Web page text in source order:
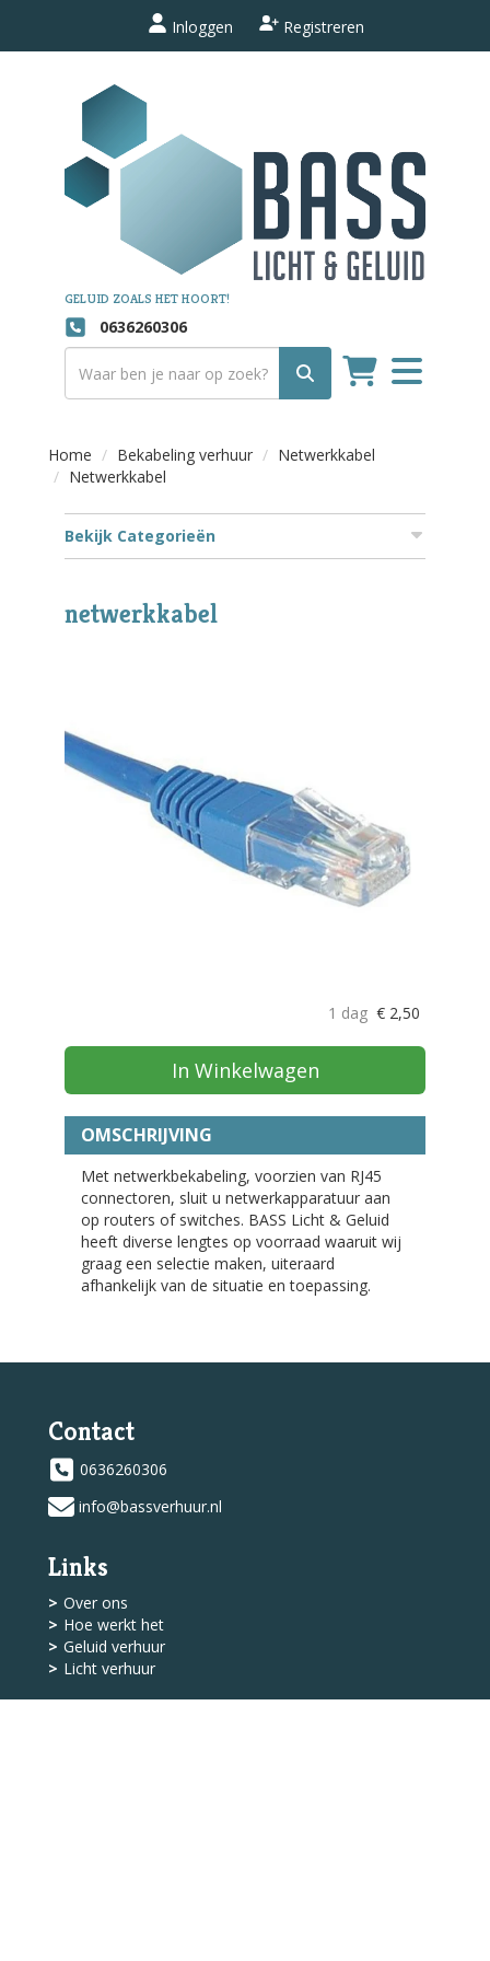
Inloggen Registreren
GELUID ZOALS HET HOORT!
0636260306
Toggle
navigation
Home Bekabeling verhuur
Netwerkkabel
Netwerkkabel
Bekijk Categorieën
netwerkkabel
1 dag € 2,50
In Winkelwagen
OMSCHRIJVING
Met netwerkbekabeling, voorzien van RJ45
connectoren, sluit u netwerkapparatuur aan
op routers of switches. BASS Licht & Geluid
heeft diverse lengtes op voorraad waaruit wij
graag een selectie maken, uiteraard
afhankelijk van de situatie en toepassing.
Contact
0636260306
info@bassverhuur.nl
Links
Over ons
Hoe werkt het
Geluid verhuur
Licht verhuur